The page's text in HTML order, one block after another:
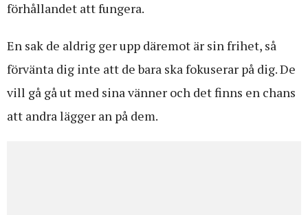
förhållandet att fungera.
En sak de aldrig ger upp däremot är sin frihet, så
förvänta dig inte att de bara ska fokuserar på dig. De
vill gå gå ut med sina vänner och det finns en chans
att andra lägger an på dem.